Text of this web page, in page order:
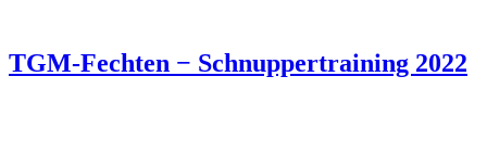
TGM-Fechten − Schnuppertraining 2022